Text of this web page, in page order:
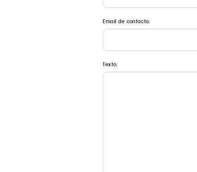
Email de contacto:
Texto: